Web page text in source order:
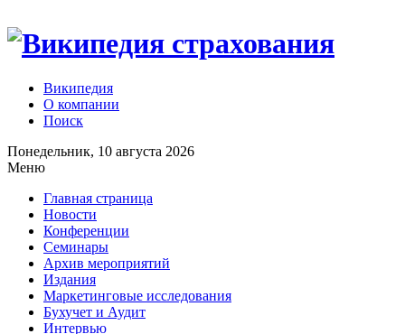
Википедия
О компании
Поиск
Понедельник, 10 августа 2026
Меню
Главная страница
Новости
Конференции
Семинары
Архив мероприятий
Издания
Маркетинговые исследования
Бухучет и Аудит
Интервью